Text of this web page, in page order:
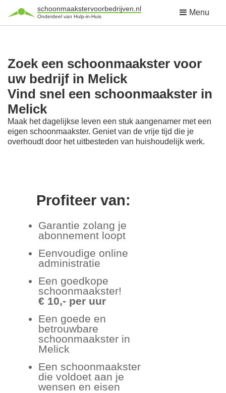
schoonmaakstervoorbedrijven.nl
Onderdeel van Hulp-in-Huis Menu
Zoek een schoonmaakster voor
uw bedrijf in Melick
Vind snel een schoonmaakster in
Melick
Maak het dagelijkse leven een stuk aangenamer met een
eigen schoonmaakster. Geniet van de vrije tijd die je
overhoudt door het uitbesteden van huishoudelijk werk.
Profiteer van:
Garantie zolang je
abonnement loopt
Eenvoudige online
administratie
Een goedkope
schoonmaakster!
€ 10,- per uur
Een goede en
betrouwbare
schoonmaakster in
Melick
Een schoonmaakster
die voldoet aan je
wensen en eisen